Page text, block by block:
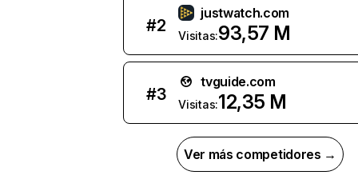
#2
justwatch.com
Visitas:93,57 M
#3
tvguide.com
Visitas:12,35 M
Ver más competidores →